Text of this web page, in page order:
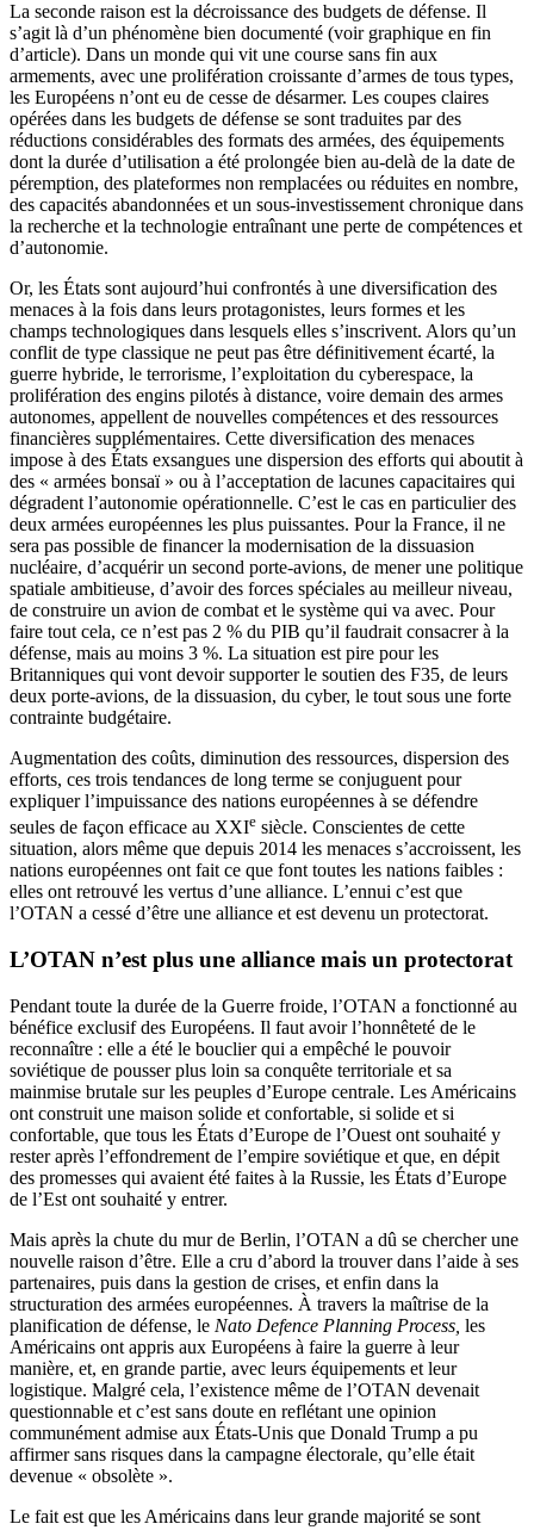
La seconde raison est la décroissance des budgets de défense. Il
s’agit là d’un phénomène bien documenté (voir graphique en fin
d’article). Dans un monde qui vit une course sans fin aux
armements, avec une prolifération croissante d’armes de tous types,
les Européens n’ont eu de cesse de désarmer. Les coupes claires
opérées dans les budgets de défense se sont traduites par des
réductions considérables des formats des armées, des équipements
dont la durée d’utilisation a été prolongée bien au-delà de la date de
péremption, des plateformes non remplacées ou réduites en nombre,
des capacités abandonnées et un sous-investissement chronique dans
la recherche et la technologie entraînant une perte de compétences et
d’autonomie.
Or, les États sont aujourd’hui confrontés à une diversification des
menaces à la fois dans leurs protagonistes, leurs formes et les
champs technologiques dans lesquels elles s’inscrivent. Alors qu’un
conflit de type classique ne peut pas être définitivement écarté, la
guerre hybride, le terrorisme, l’exploitation du cyberespace, la
prolifération des engins pilotés à distance, voire demain des armes
autonomes, appellent de nouvelles compétences et des ressources
financières supplémentaires. Cette diversification des menaces
impose à des États exsangues une dispersion des efforts qui aboutit à
des « armées bonsaï » ou à l’acceptation de lacunes capacitaires qui
dégradent l’autonomie opérationnelle. C’est le cas en particulier des
deux armées européennes les plus puissantes. Pour la France, il ne
sera pas possible de financer la modernisation de la dissuasion
nucléaire, d’acquérir un second porte-avions, de mener une politique
spatiale ambitieuse, d’avoir des forces spéciales au meilleur niveau,
de construire un avion de combat et le système qui va avec. Pour
faire tout cela, ce n’est pas 2 % du PIB qu’il faudrait consacrer à la
défense, mais au moins 3 %. La situation est pire pour les
Britanniques qui vont devoir supporter le soutien des F35, de leurs
deux porte-avions, de la dissuasion, du cyber, le tout sous une forte
contrainte budgétaire.
Augmentation des coûts, diminution des ressources, dispersion des
efforts, ces trois tendances de long terme se conjuguent pour
expliquer l’impuissance des nations européennes à se défendre
seules de façon efficace au XXIe siècle. Conscientes de cette
situation, alors même que depuis 2014 les menaces s’accroissent, les
nations européennes ont fait ce que font toutes les nations faibles :
elles ont retrouvé les vertus d’une alliance. L’ennui c’est que
l’OTAN a cessé d’être une alliance et est devenu un protectorat.
L’OTAN n’est plus une alliance mais un protectorat
Pendant toute la durée de la Guerre froide, l’OTAN a fonctionné au
bénéfice exclusif des Européens. Il faut avoir l’honnêteté de le
reconnaître : elle a été le bouclier qui a empêché le pouvoir
soviétique de pousser plus loin sa conquête territoriale et sa
mainmise brutale sur les peuples d’Europe centrale. Les Américains
ont construit une maison solide et confortable, si solide et si
confortable, que tous les États d’Europe de l’Ouest ont souhaité y
rester après l’effondrement de l’empire soviétique et que, en dépit
des promesses qui avaient été faites à la Russie, les États d’Europe
de l’Est ont souhaité y entrer.
Mais après la chute du mur de Berlin, l’OTAN a dû se chercher une
nouvelle raison d’être. Elle a cru d’abord la trouver dans l’aide à ses
partenaires, puis dans la gestion de crises, et enfin dans la
structuration des armées européennes. À travers la maîtrise de la
planification de défense, le Nato Defence Planning Process, les
Américains ont appris aux Européens à faire la guerre à leur
manière, et, en grande partie, avec leurs équipements et leur
logistique. Malgré cela, l’existence même de l’OTAN devenait
questionnable et c’est sans doute en reflétant une opinion
communément admise aux États-Unis que Donald Trump a pu
affirmer sans risques dans la campagne électorale, qu’elle était
devenue « obsolète ».
Le fait est que les Américains dans leur grande majorité se sont